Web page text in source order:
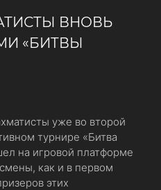
ВНОВЬ
«БИТВЫ
уже во второй
турнире «Битва
на игровой платформе
как и в первом
этих